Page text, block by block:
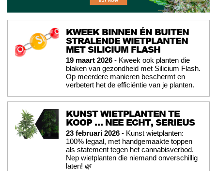
KWEEK BINNEN ÉN BUITEN
STRALENDE WIETPLANTEN
MET SILICIUM FLASH
19 maart 2026 - Kweek ook planten die
blaken van gezondheid met Silicium Flash.
Op meerdere manieren beschermt en
verbetert het de efficiëntie van je planten.
KUNST WIETPLANTEN TE
KOOP … NEE ECHT, SERIEUS
23 februari 2026 - Kunst wietplanten:
100% legaal, met handgemaakte toppen
als statement tegen het cannabisverbod.
Nep wietplanten die niemand onverschillig
laten! 🌿